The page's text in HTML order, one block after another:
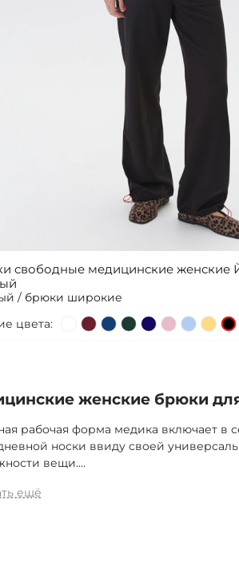
свободные медицинские женские
/ брюки широкие
цвета:
женские брюки
рабочая форма медика включает
носки ввиду своей
вещи....
ещё